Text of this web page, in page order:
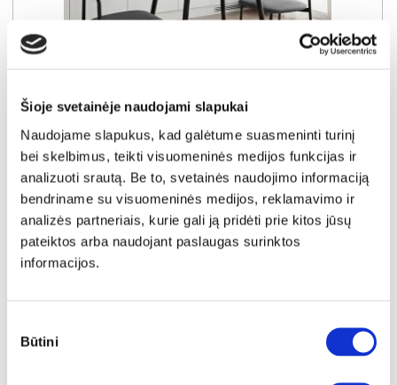
Šioje svetainėje naudojami slapukai
Naudojame slapukus, kad galėtume suasmeninti turinį
bei skelbimus, teikti visuomeninės medijos funkcijas ir
analizuoti srautą. Be to, svetainės naudojimo informaciją
bendriname su visuomeninės medijos, reklamavimo ir
analizės partneriais, kurie gali ją pridėti prie kitos jūsų
pateiktos arba naudojant paslaugas surinktos
informacijos.
pasirinkimas
Būtini
VIOLETA stalas + 2 (I gr.) kėdės (Black Matt/25-55 Pilkas)
Stalas: A:75cmP:70cmG: 70cm
Kėdė:A:77cm P:42cmG: 41cm
Kaina:
99€